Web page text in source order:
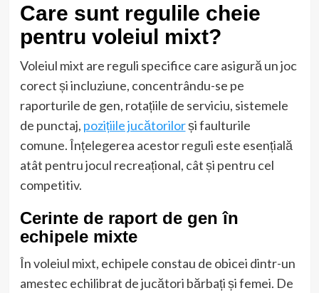
Care sunt regulile cheie
pentru voleiul mixt?
Voleiul mixt are reguli specifice care asigură un joc
corect și incluziune, concentrându-se pe
raporturile de gen, rotațiile de serviciu, sistemele
de punctaj, pozițiile jucătorilorși faulturile
comune. Înțelegerea acestor reguli este esențială
atât pentru jocul recreațional, cât și pentru cel
competitiv.
Cerinte de raport de gen în
echipele mixte
În voleiul mixt, echipele constau de obicei dintr-un
amestec echilibrat de jucători bărbați și femei. De